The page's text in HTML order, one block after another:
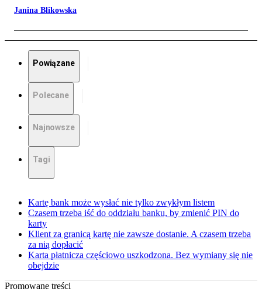
Janina Blikowska
Powiązane
Polecane
Najnowsze
Tagi
Kartę bank może wysłać nie tylko zwykłym listem
Czasem trzeba iść do oddziału banku, by zmienić PIN do
karty
Klient za granicą kartę nie zawsze dostanie. A czasem trzeba
za nią dopłacić
Karta płatnicza częściowo uszkodzona. Bez wymiany się nie
obejdzie
Promowane treści